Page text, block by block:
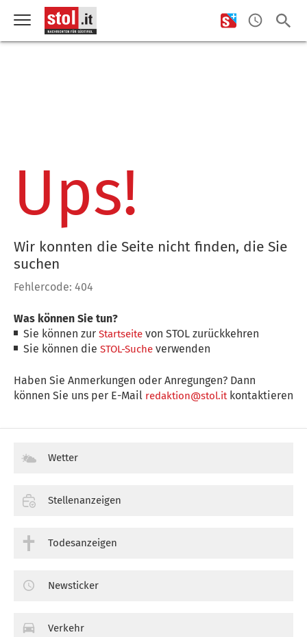
Ups!
Wir konnten die Seite nicht finden, die Sie
suchen
Fehlercode: 404
Was können Sie tun?
Sie können zurStartseite von STOL zurückkehren
Sie können dieSTOL-Suche verwenden
Haben Sie Anmerkungen oder Anregungen? Dann
können Sie uns per E-Mail redaktion@stol.itkontaktieren
Wetter
Stellenanzeigen
Todesanzeigen
Newsticker
Verkehr